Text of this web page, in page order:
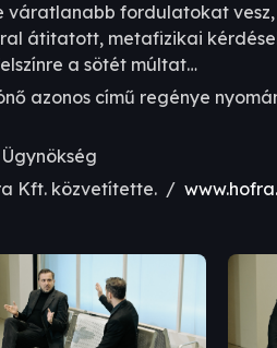
váratlanabb fordulatokat
átitatott, metafizikai
a sötét múltat…
azonos című regénye
Kft. közvetítette. /